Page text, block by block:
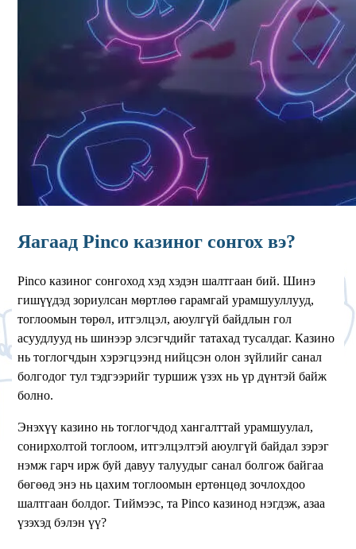
Яагаад Pinco казиног сонгох вэ?
Pinco казиног сонгоход хэд хэдэн шалтгаан бий. Шинэ
гишүүдэд зориулсан мөртлөө гарамгай урамшууллууд,
тоглоомын төрөл, итгэлцэл, аюулгүй байдлын гол
асуудлууд нь шинээр элсэгчдийг татахад тусалдаг. Казино
нь тоглогчдын хэрэгцээнд нийцсэн олон зүйлийг санал
болгодог тул тэдгээрийг туршиж үзэх нь үр дүнтэй байж
болно.
Энэхүү казино нь тоглогчдод хангалттай урамшуулал,
сонирхолтой тоглоом, итгэлцэлтэй аюулгүй байдал зэрэг
нэмж гарч ирж буй давуу талуудыг санал болгож байгаа
бөгөөд энэ нь цахим тоглоомын ертөнцөд зочлохдоо
шалтгаан болдог. Тиймээс, та Pinco казинод нэгдэж, азаа
үзэхэд бэлэн үү?